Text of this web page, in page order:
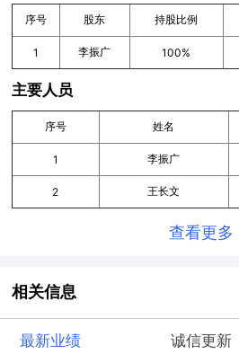
序号 股东 持股比例
1 李振广 100%
主要人员
序号 姓名
1 李振广
2 王长文
查看更多
相关信息
最新业绩 诚信更新